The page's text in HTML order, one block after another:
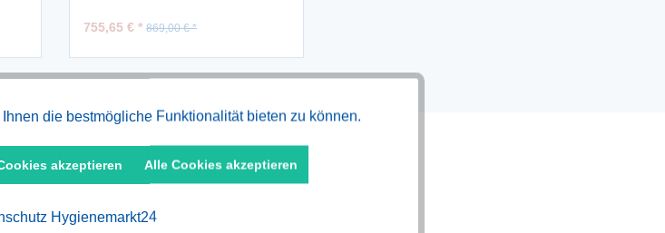
755,65 € * 869,00 € *
Aktiv
Aktiv
die bestmögliche Funktionalität bieten zu können.
akzeptieren Alle Cookies akzeptieren
Hygienemarkt24